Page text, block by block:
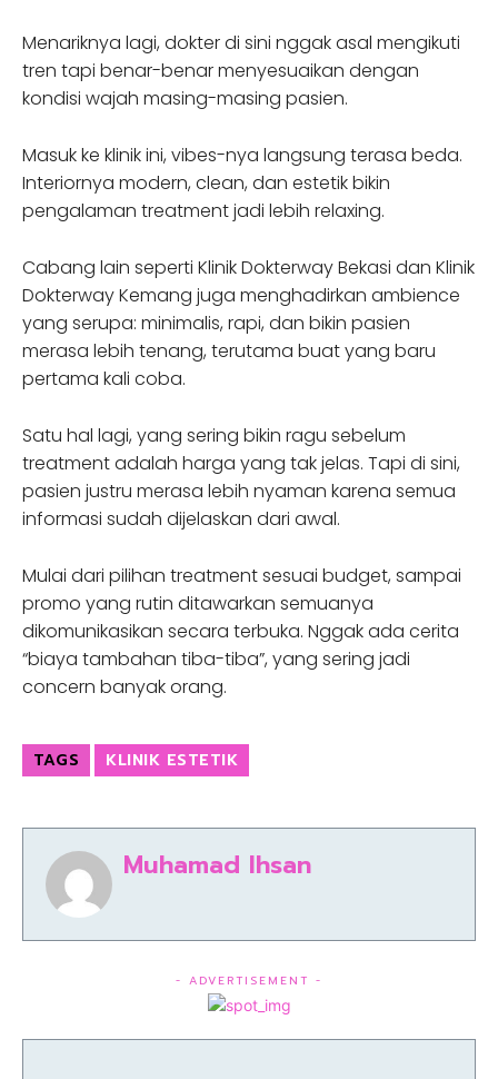
Menariknya lagi, dokter di sini nggak asal mengikuti
tren tapi benar-benar menyesuaikan dengan
kondisi wajah masing-masing pasien.
Masuk ke klinik ini, vibes-nya langsung terasa beda.
Interiornya modern, clean, dan estetik bikin
pengalaman treatment jadi lebih relaxing.
Cabang lain seperti Klinik Dokterway Bekasi dan Klinik
Dokterway Kemang juga menghadirkan ambience
yang serupa: minimalis, rapi, dan bikin pasien
merasa lebih tenang, terutama buat yang baru
pertama kali coba.
Satu hal lagi, yang sering bikin ragu sebelum
treatment adalah harga yang tak jelas. Tapi di sini,
pasien justru merasa lebih nyaman karena semua
informasi sudah dijelaskan dari awal.
Mulai dari pilihan treatment sesuai budget, sampai
promo yang rutin ditawarkan semuanya
dikomunikasikan secara terbuka. Nggak ada cerita
“biaya tambahan tiba-tiba”, yang sering jadi
concern banyak orang.
TAGS KLINIK ESTETIK
Muhamad Ihsan
- ADVERTISEMENT -